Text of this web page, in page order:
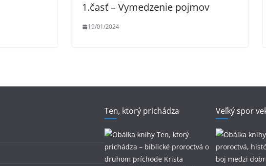
1.časť – Vymedzenie pojmov
19/01/2024
Ten, ktorý prichádza Veľký spor